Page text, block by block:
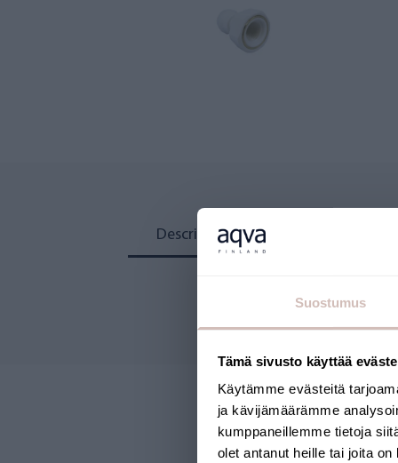
Suostumus
Tämä sivusto käyttää
Käytämme evästeitä
ja kävijämäärämme
kumppaneillemme tietoja
olet antanut heille tai joita
Description